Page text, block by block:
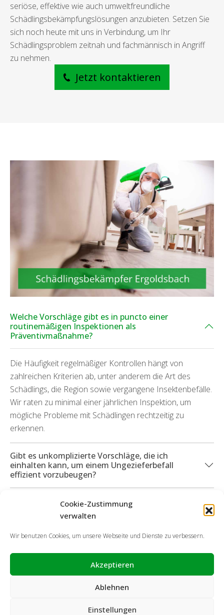
Cookie-Zustimmung
verwalten
Wir benutzen Cookies, um unsere Webseite und Dienste zu verbessern.
Akzeptieren
Ablehnen
Einstellungen
seriöse, effektive wie auch umweltfreundliche
Schädlingsbekämpfungslösungen anzubieten. Setzen Sie
sich noch heute mit uns in Verbindung, um Ihr
Schädlingsproblem zeitnah und fachmännisch in Angriff
zu nehmen.
Jetzt kontaktieren
Welche Vorschläge gibt es in puncto einer
routinemäßigen Inspektionen als
Präventivmaßnahme?
Die Häufigkeit regelmäßiger Kontrollen hängt von
zahlreichen Kriterien ab, unter anderem die Art des
Schädlings, die Region sowie vergangene Insektenbefälle.
Wir raten zu minimal einer jährlichen Inspektion, um
mögliche Probleme mit Schädlingen rechtzeitig zu
erkennen.
Gibt es unkomplizierte Vorschläge, die ich
einhalten kann, um einem Ungezieferbefall
effizient vorzubeugen?
Können Sie mich ebenso bei durch diverse
Insektenarten hervorgetretenen Defekte
unterstützen?